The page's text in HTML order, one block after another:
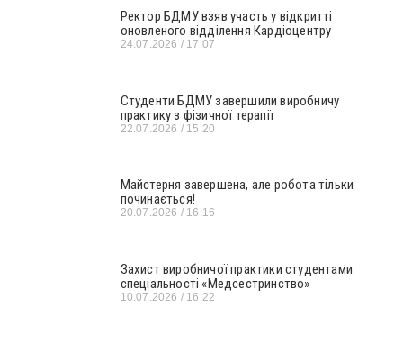
Ректор БДМУ взяв участь у відкритті
оновленого відділення Кардіоцентру
24.07.2026 17:07
Студенти БДМУ завершили виробничу
практику з фізичної терапії
22.07.2026 15:20
Майстерня завершена, але робота тільки
починається!
20.07.2026 16:16
Захист виробничої практики студентами
спеціальності «Медсестринство»
10.07.2026 16:22